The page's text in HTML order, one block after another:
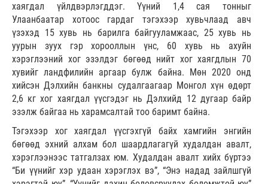
хаягдал үйлдвэрлэгддэг. Үүний 1,4 сая тонныг
Улаанбаатар хотоос гардаг тэгэхээр хувьчлаад авч
үзэхэд 15 хувь нь барилга байгууламжаас, 25 хувь нь
уурын зуух гэр хорооллын үнс, 60 хувь нь ахуйн
хэрэглээний хог эзэлдэг бөгөөд нийт хог хаягдлын 70
хувийг ландфилийн аргаар булж байна. Мөн 2020 онд
хийсэн Дэлхийн банкны судалгаагаар Монгол хүн өдөрт
2,6 кг хог хаягдал үүсгэдэг нь Дэлхийд 12 дугаар байр
эзэлж байгаа нь харамсалтай тоо баримт байна.
Тэгэхээр хог хаягдал үүсгэхгүй байх хамгийн энгийн
бөгөөд эхний алхам бол шаардлагагүй худалдан авалт,
хэрэглээнээс татгалзах юм. Худалдан авалт хийх бүртээ
“Би үүнийг хэр удаан хэрэглэх вэ”, “Энэ надад зайлшгүй